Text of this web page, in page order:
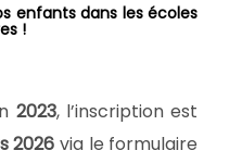
enfants dans les écoles
!
2023, l’inscription est
2026 via le formulaire